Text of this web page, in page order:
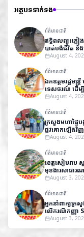
អត្ថបទទាក់ទង
ព័ត៌មានជាតិ
ឥទ្ធិពលព្យុះភ្ល
បាត់បង់ជីវិត និង
August 4,
ព័ត៌មានជាតិ
ឯកឧត្តមរដ្ឋម
ទេសចរណ៍ ដើម្បី
August 4,
ព័ត៌មានជាតិ
ក្រសួងមហាផ្ទៃ
ផ្លូវគោកឡើងវិញ
August 4,
ព័ត៌មានជាតិ
ខេត្តសៀមរាប
មុខងារសាធារ
August 3,
ព័ត៌មានជាតិ
អ្នកនាំពាក្យក្រ
លើករណីកញ្ញា
កិត្តិយសកម្ពុជា
August 3,